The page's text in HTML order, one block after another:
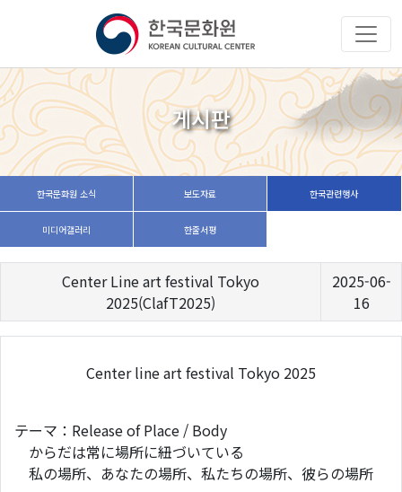
게시판
한국문화원 소식 보도자료 한국관련행사
미디어갤러리 한줄서평
Center Line art festival Tokyo
2025(ClafT2025)
2025-06-
16
Center line art festival Tokyo 2025
テーマ：Release of Place / Body
からだは常に場所に紐づいている
私の場所、あなたの場所、私たちの場所、彼らの場所